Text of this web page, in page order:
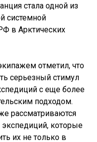
стала одной из
системной
в Арктических
отметил, что
серьезный стимул
с еще более
подходом.
рассматриваются
которые
их не только в